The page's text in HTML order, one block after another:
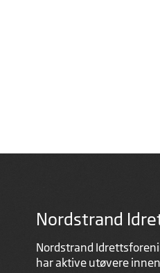
Nordstrand
Nordstrand
har aktive utøvere